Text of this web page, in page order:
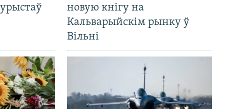
новую кнігу на
Кальварыйскім рынку ў
Вільні